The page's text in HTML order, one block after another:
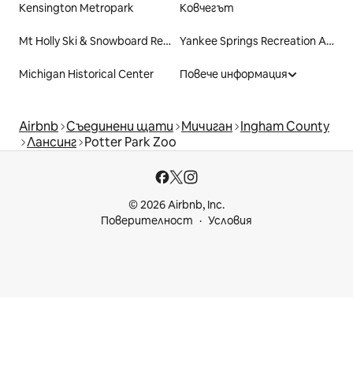
Kensington Metropark Ковчегът
Mt Holly Ski & Snowboard Resort Yankee Springs Recreation Area
Michigan Historical Center Повече информация
Airbnb Съединени щати Мичиган Ingham County
Лансинг Potter Park Zoo
© 2026 Airbnb, Inc.
Поверителност
Условия